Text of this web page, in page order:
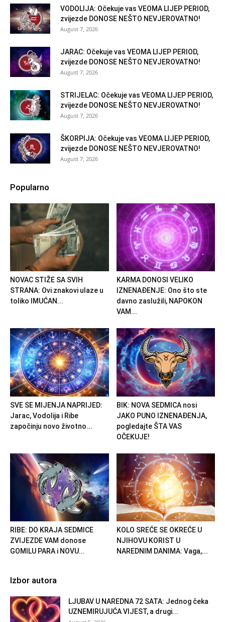
VODOLIJA: Očekuje vas VEOMA LIJEP PERIOD,
zvijezde DONOSE NEŠTO NEVJEROVATNO!
August 7, 2026
JARAC: Očekuje vas VEOMA LIJEP PERIOD,
zvijezde DONOSE NEŠTO NEVJEROVATNO!
August 7, 2026
STRIJELAC: Očekuje vas VEOMA LIJEP PERIOD,
zvijezde DONOSE NEŠTO NEVJEROVATNO!
August 7, 2026
ŠKORPIJA: Očekuje vas VEOMA LIJEP PERIOD,
zvijezde DONOSE NEŠTO NEVJEROVATNO!
August 7, 2026
Popularno
NOVAC STIŽE SA SVIH
STRANA: Ovi znakovi ulaze u
toliko IMUĆAN...
KARMA DONOSI VELIKO
IZNENAĐENJE: Ono što ste
davno zaslužili, NAPOKON
VAM...
SVE SE MIJENJA NAPRIJED:
Jarac, Vodolija i Ribe
započinju novo životno...
BIK: NOVA SEDMICA nosi
JAKO PUNO IZNENAĐENJA,
pogledajte ŠTA VAS
OČEKUJE!
RIBE: DO KRAJA SEDMICE
ZVIJEZDE VAM donose
GOMILU PARA i NOVU...
KOLO SREĆE SE OKREĆE U
NJIHOVU KORIST U
NAREDNIM DANIMA: Vaga,...
Izbor autora
LJUBAV U NAREDNA 72 SATA: Jednog čeka
UZNEMIRUJUĆA VIJEST, a drugi...